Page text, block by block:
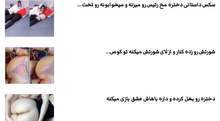
سکس داستانی دختره مخ رئیس رو میزنه و میخوابونه رو تخت...
شورتش رو زده کنار و از لای شورتش میکنه تو کوص...
دختره رو بغل کرده و داره باهاش عشق بازی میکنه